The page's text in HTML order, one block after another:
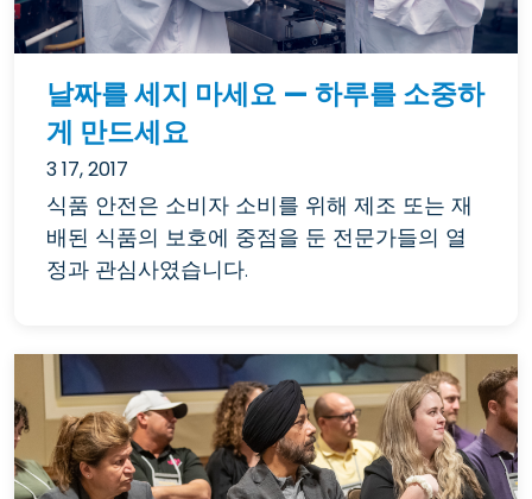
날짜를 세지 마세요 — 하루를 소중하
게 만드세요
3 17, 2017
식품 안전은 소비자 소비를 위해 제조 또는 재
배된 식품의 보호에 중점을 둔 전문가들의 열
정과 관심사였습니다.